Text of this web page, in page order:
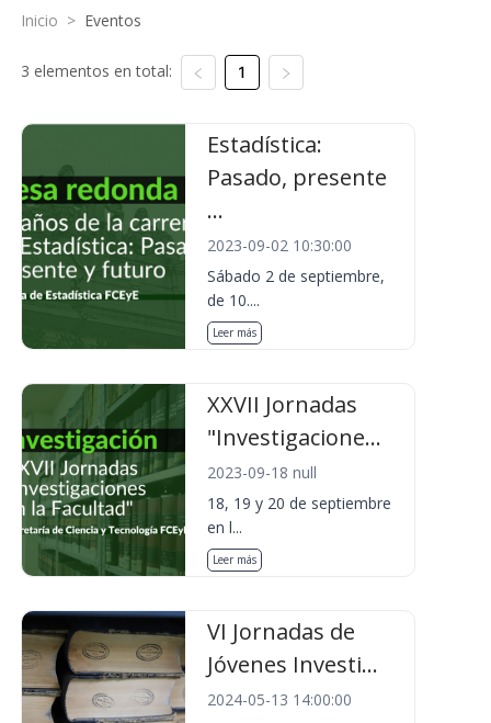
Inicio > Eventos
3 elementos en total: 1
Estadística:
Pasado, presente
...
2023-09-02 10:30:00
Sábado 2 de septiembre,
de 10....
Leer más
XXVII Jornadas
"Investigacione...
2023-09-18 null
18, 19 y 20 de septiembre
en l...
Leer más
VI Jornadas de
Jóvenes Investi...
2024-05-13 14:00:00